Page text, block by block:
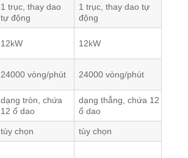
1 trục, thay dao
tự động
1 trục, thay dao tự
động
12kW 12kW
24000 vòng/phút 24000 vòng/phút
dạng tròn, chứa
12 ổ dao
dạng thẳng, chứa 12
ổ dao
tùy chọn tùy chọn